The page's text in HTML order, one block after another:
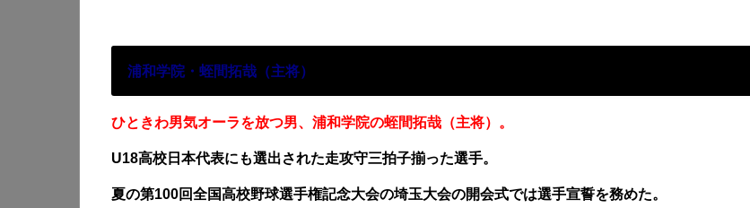
浦和学院・蛭間拓哉（主将）
ひときわ男気オーラを放つ男、浦和学院の蛭間拓哉（主将）。
U18高校日本代表にも選出された走攻守三拍子揃った選手。
夏の第100回全国高校野球選手権記念大会の埼玉大会の開会式では選手宣誓を務めた。